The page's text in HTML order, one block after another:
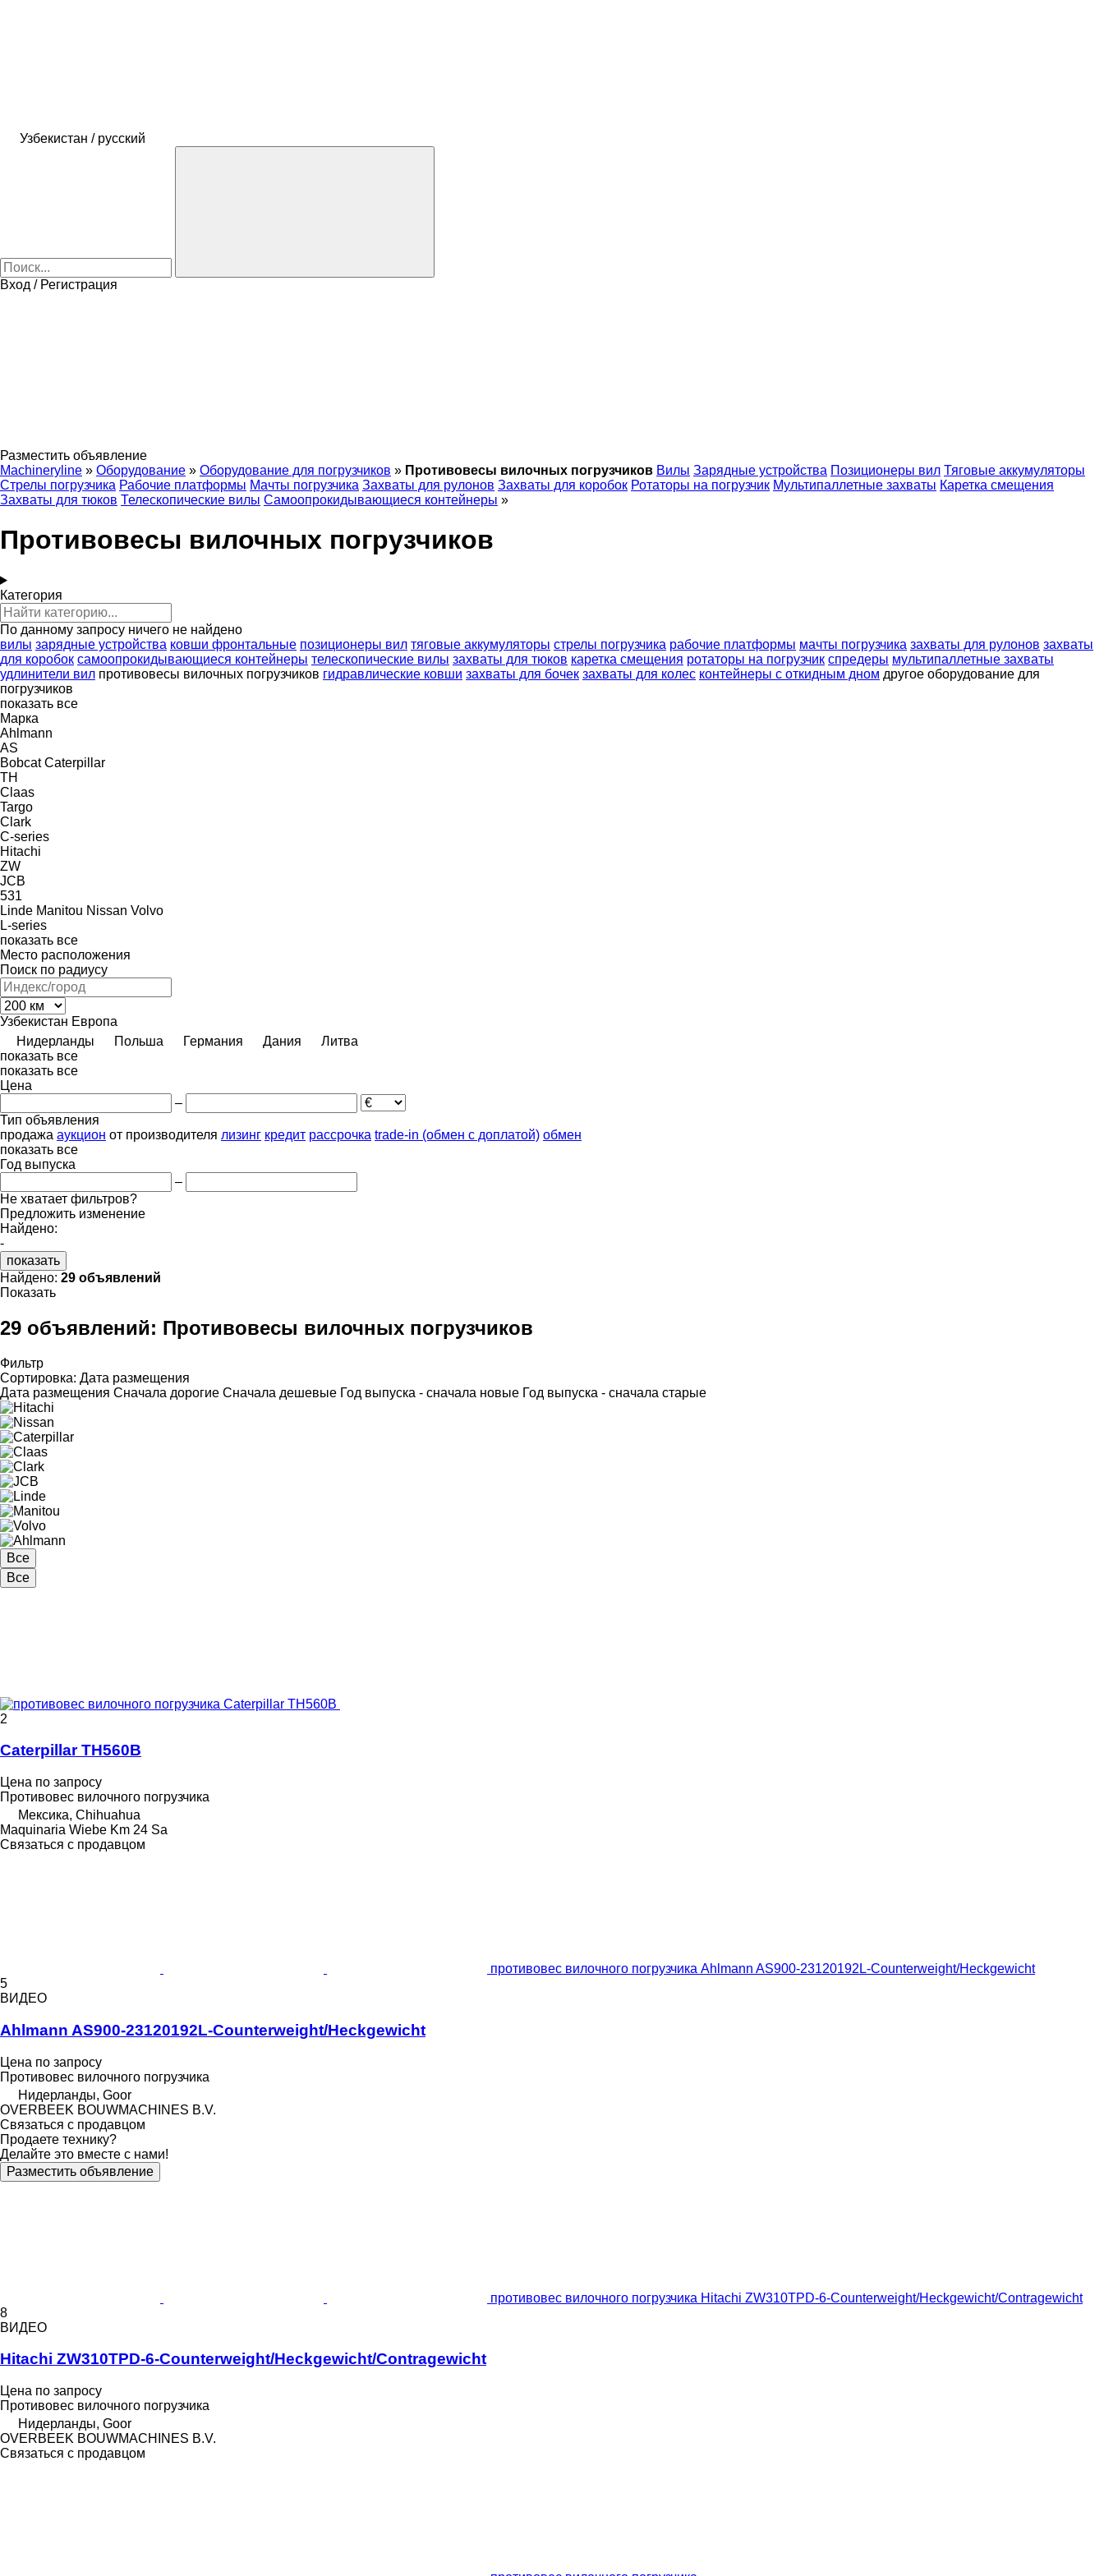
Узбекистан / русский
Вход / Регистрация
Разместить объявление
Machineryline » Оборудование » Оборудование для погрузчиков » Противовесы вилочных погрузчиков Вилы Зарядные устройства Позиционеры вил Тяговые аккумуляторы
Стрелы погрузчика Рабочие платформы Мачты погрузчика Захваты для рулонов Захваты для коробок Ротаторы на погрузчик Мультипаллетные захваты Каретка смещения
Захваты для тюков Телескопические вилы Самоопрокидывающиеся контейнеры »
Противовесы вилочных погрузчиков
Категория
По данному запросу ничего не найдено
вилы зарядные устройства ковши фронтальные позиционеры вил тяговые аккумуляторы стрелы погрузчика рабочие платформы мачты погрузчика захваты для рулонов захваты
для коробок самоопрокидывающиеся контейнеры телескопические вилы захваты для тюков каретка смещения ротаторы на погрузчик спредеры мультипаллетные захваты
удлинители вил противовесы вилочных погрузчиков гидравлические ковши захваты для бочек захваты для колес контейнеры с откидным дном другое оборудование для
погрузчиков
показать все
Марка
Ahlmann
AS
Bobcat Caterpillar
TH
Claas
Targo
Clark
C-series
Hitachi
ZW
JCB
531
Linde Manitou Nissan Volvo
L-series
показать все
Место расположения
Поиск по радиусу
Узбекистан Европа
Нидерланды
Польша Германия Дания
Литва
показать все
показать все
Цена
–
Тип объявления
продажа аукцион от производителя лизинг кредит рассрочка trade-in (обмен с доплатой) обмен
показать все
Год выпуска
–
Не хватает фильтров?
Предложить изменение
Найдено:
-
показать
Найдено: 29 объявлений
Показать
29 объявлений: Противовесы вилочных погрузчиков
Фильтр
Сортировка: Дата размещения
Дата размещения Сначала дорогие Сначала дешевые Год выпуска - сначала новые Год выпуска - сначала старые
Все
Все
2
Caterpillar TH560B
Цена по запросу
Противовес вилочного погрузчика
Мексика, Chihuahua
Maquinaria Wiebe Km 24 Sa
Связаться с продавцом
противовес вилочного погрузчика Ahlmann AS900-23120192L-Counterweight/Heckgewicht
5
ВИДЕО
Ahlmann AS900-23120192L-Counterweight/Heckgewicht
Цена по запросу
Противовес вилочного погрузчика
Нидерланды, Goor
OVERBEEK BOUWMACHINES B.V.
Связаться с продавцом
Продаете технику?
Делайте это вместе с нами!
Разместить объявление
противовес вилочного погрузчика Hitachi ZW310TPD-6-Counterweight/Heckgewicht/Contragewicht
8
ВИДЕО
Hitachi ZW310TPD-6-Counterweight/Heckgewicht/Contragewicht
Цена по запросу
Противовес вилочного погрузчика
Нидерланды, Goor
OVERBEEK BOUWMACHINES B.V.
Связаться с продавцом